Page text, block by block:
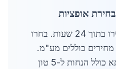
לאחר קבלת ההצעה, אשרו בתוך 24 שעות. בחרו
מחירים כוללים מע"מ.
סחר במתכות בקריית אתא כולל הנחות ל-5 טון